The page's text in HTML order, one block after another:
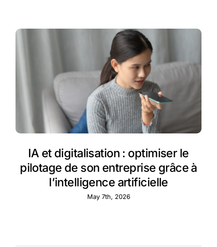
IA et digitalisation : optimiser le
pilotage de son entreprise grâce à
l’intelligence artificielle
May 7th, 2026